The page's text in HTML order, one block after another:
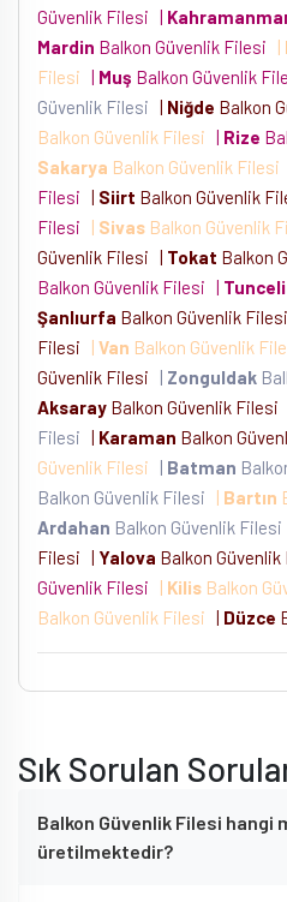
Güvenlik Filesi |
Mardin Balkon Güvenlik Filesi |
Filesi | Muş Balkon Güvenlik
Güvenlik Filesi | Niğde Balkon
Balkon Güvenlik Filesi | Rize
Sakarya Balkon Güvenlik Filesi
Filesi | Siirt Balkon Güvenlik
Filesi
| Sivas Balkon Güvenlik
Güvenlik Filesi | Tokat Balkon
Balkon Güvenlik Filesi | Tunceli
Şanlıurfa Balkon Güvenlik Filesi
Filesi
| Van Balkon Güvenlik
Güvenlik Filesi
| Zonguldak
Aksaray Balkon Güvenlik Filesi
Filesi | Karaman Balkon
Güvenlik Filesi
| Batman
Balkon Güvenlik Filesi
| Bartın
Ardahan Balkon Güvenlik Filesi
Filesi | Yalova Balkon Güvenlik
Güvenlik Filesi
| Kilis Balkon
Balkon Güvenlik Filesi | Düzce
Sık Sorulan
Balkon Güvenlik Filesi hangi
üretilmektedir?